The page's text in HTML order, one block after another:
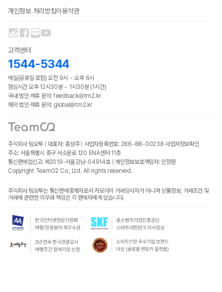
개인정보 처리방침이용약관
고객센터
1544-5344
매일(공휴일 포함) 오전 9시 ~ 오후 6시
점심시간 오후 12시30분 ~ 1시30분 (1시간)
국내 법인·제휴 문의: feedback@tm2.kr
해외 법인·제휴 문의: global@tm2.kr
주식회사 팀오투 | 대표자: 홍성주 | 사업자등록번호: 286-88-00238 사업자정보확인
주소: 서울특별시 중구 서소문로 120 ENA센터 11층
통신판매업신고: 제2019-서울강남-04914호 | 개인정보보호책임자: 인정환
Copyright TeamO2 Co., Ltd. All rights reserved.
주식회사 팀오투는 통신판매중개자로서 카모아의 거래당사자가 아니며 상품정보, 거래조건 및
거래에 관련한 의무와 책임은 각 판매자에게 있습니다.